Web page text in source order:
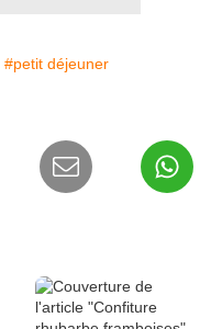
#petit déjeuner